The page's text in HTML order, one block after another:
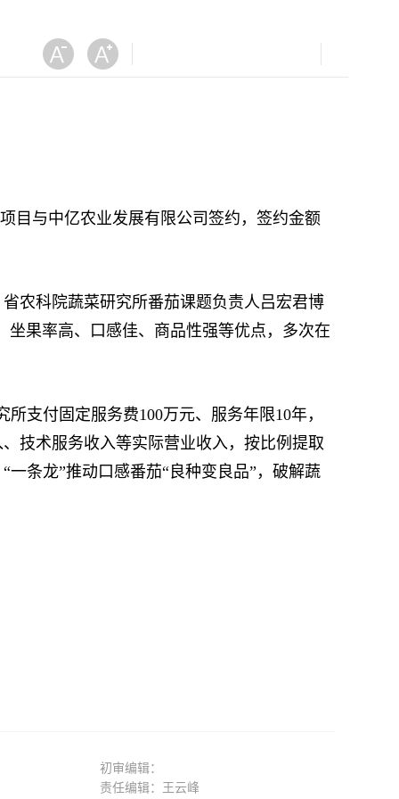
与中亿农业发展有限公司签约，签约金额
科院蔬菜研究所番茄课题负责人吕宏君博
坐果率高、口感佳、商品性强等优点，多次在
付固定服务费100万元、服务年限10年，
技术服务收入等实际营业收入，按比例提取
条龙”推动口感番茄“良种变良品”，破解蔬
初审编辑：
责任编辑：王云峰